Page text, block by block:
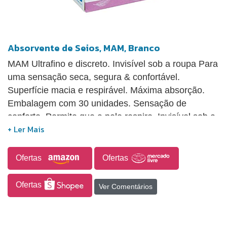
Absorvente de Seios, MAM, Branco
MAM Ultrafino e discreto. Invisível sob a roupa Para
uma sensação seca, segura & confortável.
Superfície macia e respirável. Máxima absorção.
Embalagem com 30 unidades. Sensação de
conforto. Permite que a pele respire. Invisível sob a
roupa. Permite prender-se à roupa facilmente /
perfeitamente e protege contra umidade.
Ofertas Ofertas
Ofertas Ver Comentários